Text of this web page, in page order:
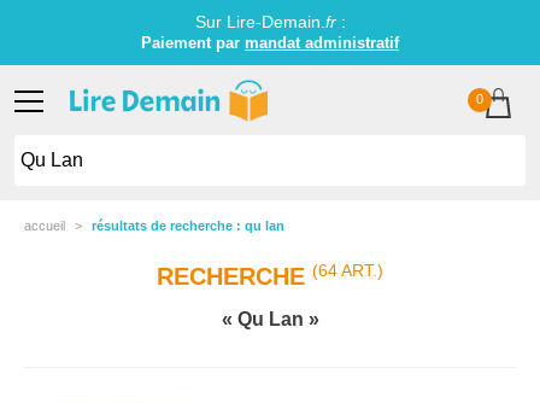
Sur Lire-Demain. fr:
Littérature jeunesse établissements scolaires
0
accueil résultats de recherche : qu lan
RECHERCHE (64 ART.)
Qu Lan